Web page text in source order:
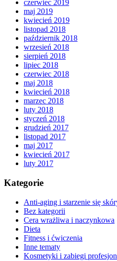
czerwiec 2019
maj 2019
kwiecień 2019
listopad 2018
październik 2018
wrzesień 2018
sierpień 2018
lipiec 2018
czerwiec 2018
maj 2018
kwiecień 2018
marzec 2018
luty 2018
styczeń 2018
grudzień 2017
listopad 2017
maj 2017
kwiecień 2017
luty 2017
Kategorie
Anti-aging i starzenie się
Bez kategorii
Cera wrażliwa i naczynkowa
Dieta
Fitness i ćwiczenia
Inne tematy
Kosmetyki i zabiegi